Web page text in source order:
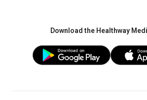
Download the Healthway